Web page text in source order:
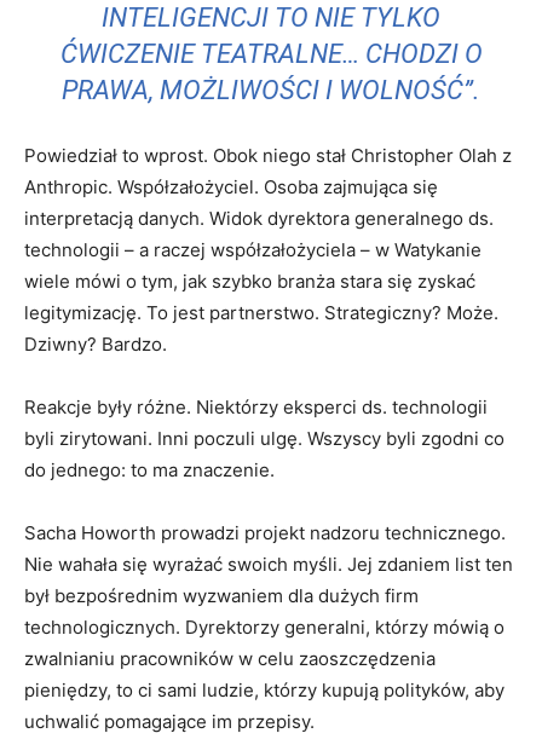
INTELIGENCJI TO NIE TYLKO
ĆWICZENIE TEATRALNE… CHODZI O
PRAWA, MOŻLIWOŚCI I WOLNOŚĆ”.
Powiedział to wprost. Obok niego stał Christopher Olah z
Anthropic. Współzałożyciel. Osoba zajmująca się
interpretacją danych. Widok dyrektora generalnego ds.
technologii – a raczej współzałożyciela – w Watykanie
wiele mówi o tym, jak szybko branża stara się zyskać
legitymizację. To jest partnerstwo. Strategiczny? Może.
Dziwny? Bardzo.
Reakcje były różne. Niektórzy eksperci ds. technologii
byli zirytowani. Inni poczuli ulgę. Wszyscy byli zgodni co
do jednego: to ma znaczenie.
Sacha Howorth prowadzi projekt nadzoru technicznego.
Nie wahała się wyrażać swoich myśli. Jej zdaniem list ten
był bezpośrednim wyzwaniem dla dużych firm
technologicznych. Dyrektorzy generalni, którzy mówią o
zwalnianiu pracowników w celu zaoszczędzenia
pieniędzy, to ci sami ludzie, którzy kupują polityków, aby
uchwalić pomagające im przepisy.